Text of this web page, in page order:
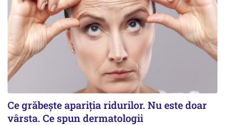
Ce grăbește apariția ridurilor. Nu este doar
vârsta. Ce spun dermatologii